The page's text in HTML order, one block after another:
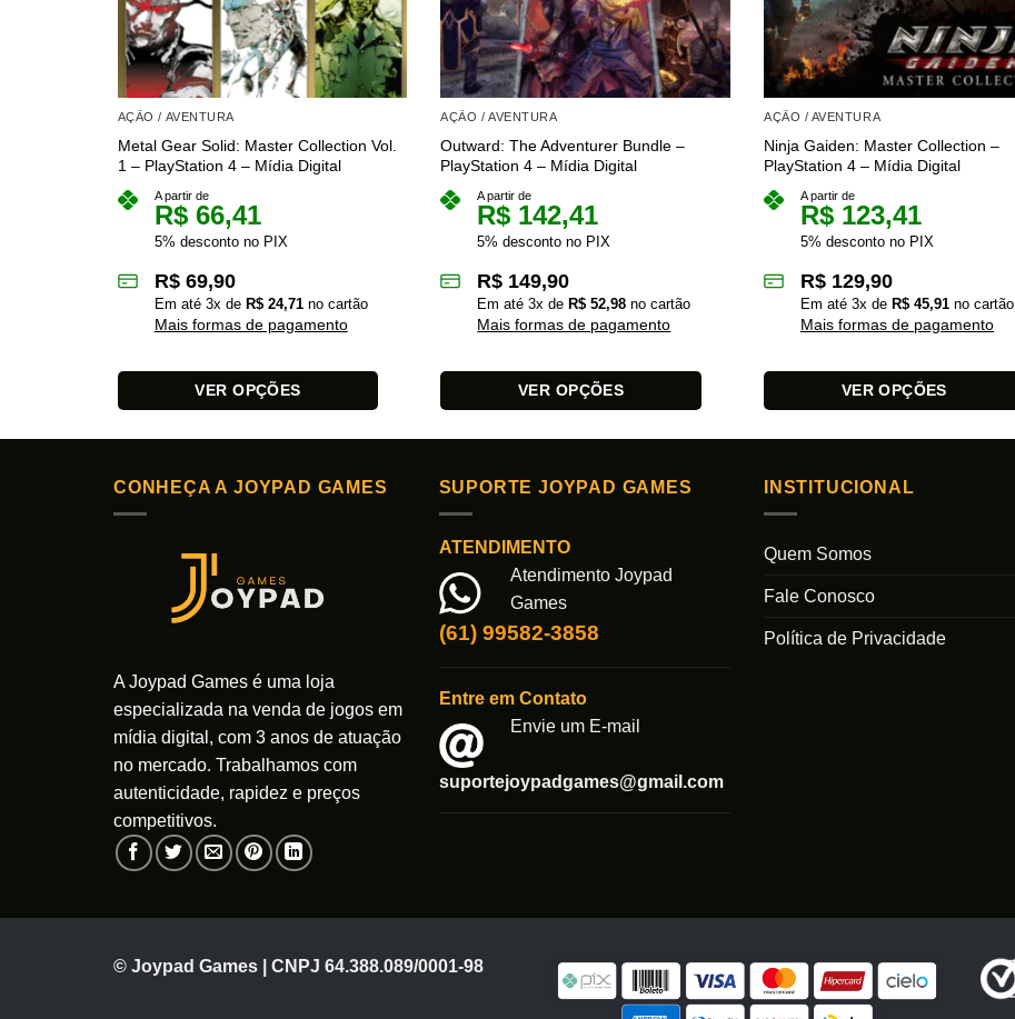
AÇÃO / AVENTURA
Metal Gear Solid: Master Collection Vol.
1 – PlayStation 4 – Mídia Digital
A partir de
R$66,41
5% desconto no PIX
R$69,90
Em até 3x de R$24,71no cartão
Mais formas de pagamento
VER OPÇÕES
várias
na
página
do
AÇÃO / AVENTURA
Outward: The Adventurer Bundle –
PlayStation 4 – Mídia Digital
A partir de
R$ 142,41
5% desconto no PIX
R$ 149,90
Em até3x de R$ 52,98 no cartão
Mais formas de pagamento
VER OPÇÕES
várias
As
opções
podem
ser
página
do
produto
AÇÃO / AVENTURA
Ninja Gaiden: Master Collection –
PlayStation 4 – Mídia Digital
A partir de
R$ 123,41
5% desconto no PIX
R$ 129,90
Em até 3x de R$ 45,91 no cartão
Mais formas de pagamento
VER OPÇÕES
várias
As
podem
CONHEÇA A JOYPAD GAMES
A Joypad Games é uma loja
especializada na venda de jogos em
mídia digital, com 3 anos de atuação
no mercado. Trabalhamos com
autenticidade, rapidez e preços
competitivos.
SUPORTE JOYPAD GAMES
ATENDIMENTO
Atendimento Joypad
Games
(61) 99582-3858
Entre em Contato
Envie um E-mail
suportejoypadgames@gmail.com
INSTITUCIONAL
Quem Somos
Fale Conosco
Política de Privacidade
© Joypad Games | CNPJ 64.388.089/0001-98